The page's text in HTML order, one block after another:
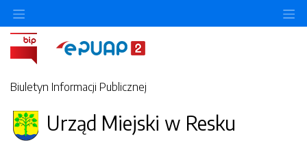
Biuletyn Informacji Publicznej
Urząd Miejski w Resku